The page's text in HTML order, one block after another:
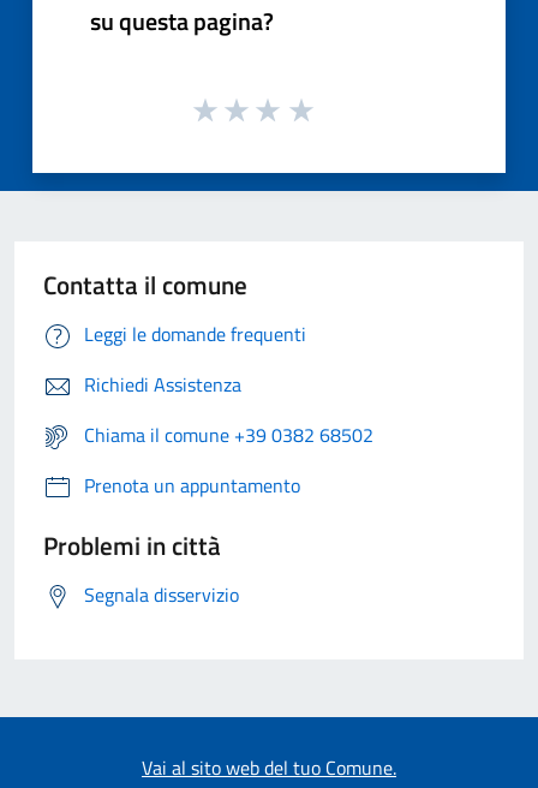
su questa pagina?
Contatta il comune
Leggi le domande frequenti
Richiedi Assistenza
Chiama il comune +39 0382 68502
Prenota un appuntamento
Problemi in città
Segnala disservizio
Vai al sito web del tuo Comune.